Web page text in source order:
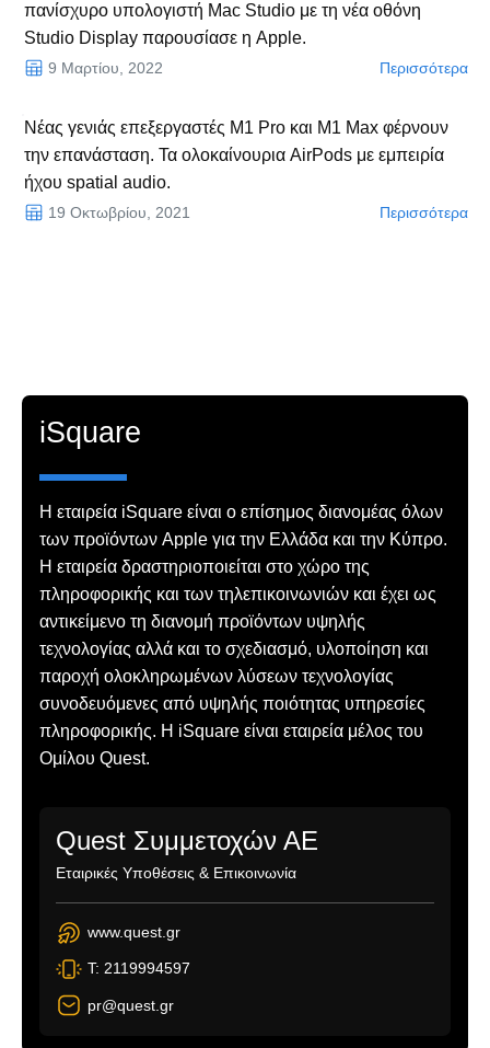
πανίσχυρο υπολογιστή Mac Studio με τη νέα οθόνη
Studio Display παρουσίασε η Apple.
9 Μαρτίου, 2022 Περισσότερα
Νέας γενιάς επεξεργαστές M1 Pro και M1 Max φέρνουν
την επανάσταση. Τα ολοκαίνουρια AirPods με εμπειρία
ήχου spatial audio.
19 Οκτωβρίου, 2021 Περισσότερα
iSquare
Η εταιρεία iSquare είναι ο επίσημος διανομέας όλων
των προϊόντων Apple για την Ελλάδα και την Κύπρο.
Η εταιρεία δραστηριοποιείται στο χώρο της
πληροφορικής και των τηλεπικοινωνιών και έχει ως
αντικείμενο τη διανομή προϊόντων υψηλής
τεχνολογίας αλλά και το σχεδιασμό, υλοποίηση και
παροχή ολοκληρωμένων λύσεων τεχνολογίας
συνοδευόμενες από υψηλής ποιότητας υπηρεσίες
πληροφορικής. Η iSquare είναι εταιρεία μέλος του
Ομίλου Quest.
Quest Συμμετοχών ΑΕ
Εταιρικές Υποθέσεις & Επικοινωνία
www.quest.gr
T: 2119994597
pr@quest.gr